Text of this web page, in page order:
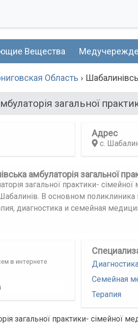
Вещества
Область
загальної
Адрес
с.
амбулаторія загальної
загальної практики-
В основном поликлиника
диагностика и семейная
в интернете
Семейная
Терапия
загальної практики- сімейної